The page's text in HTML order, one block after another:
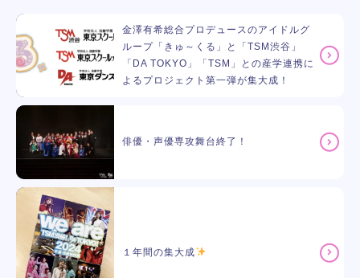
金澤有希総合プロデュースのアイドルグ
ループ「きゅ～くる」と「TSM渋谷」
「DA TOKYO」「TSM」との産学連携に
よるプロジェクト第一弾が集大成！
俳優・声優専攻舞台終了！
１年間の集大成